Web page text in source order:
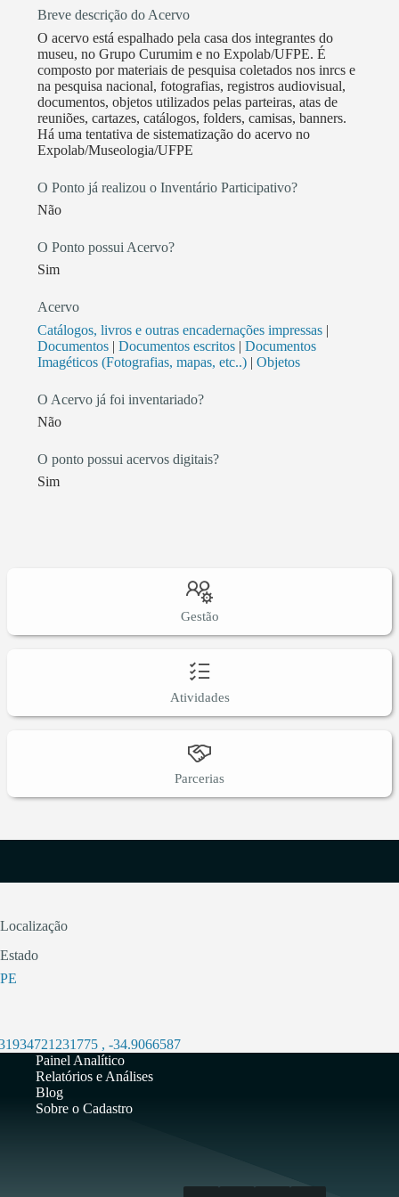
Parteiras - Um mundo pelas Mãos (2013-2016)
Exposição Museu da Parteira - Acolhimento,
Resistência e Visibilidade (2016-2017) Exposição
Museu da Parteira: Saberes e Práticas (2017) Livro
Mães de Umbigo (2017) Livro Cordão (2018) Curta-
Metragem Simbiose (2017) Curta-Metragem Nossas
Mãos são Sagradas (2021) Série Saber de Parteira
Pernambuco (2021) Caderneta da Parteira (em
execução) Em 2022, o Museu lançou seu site que
e difusão do universo relacionado ao ofício de
parteira e busca fomentar o acesso a informações
sobre esse bem cultural. No site
(www.museudaparteira.org.br) também estão
elencadas e detalhadas as ações desenvolvidas.
Breve descrição do Acervo
O acervo está espalhado pela casa dos integrantes do
museu, no Grupo Curumim e no Expolab/UFPE. É
composto por materiais de pesquisa coletados nos inrcs e
na pesquisa nacional, fotografias, registros audiovisual,
documentos, objetos utilizados pelas parteiras, atas de
reuniões, cartazes, catálogos, folders, camisas, banners.
Há uma tentativa de sistematização do acervo no
Expolab/Museologia/UFPE
O Ponto já realizou o Inventário Participativo?
Não
O Ponto possui Acervo?
Sim
Acervo
Catálogos, livros e outras encadernações impressas |
Documentos | Documentos escritos | Documentos
Imagéticos (Fotografias, mapas, etc..) | Objetos
O Acervo já foi inventariado?
Não
O ponto possui acervos digitais?
Sim
Gestão
Atividades
Parcerias
Localização
Estado
PE
, -34.9066587
Painel Analítico
Relatórios e Análises
Blog
Sobre o Cadastro